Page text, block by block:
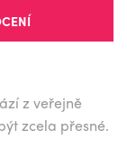
z veřejně
zcela přesné.